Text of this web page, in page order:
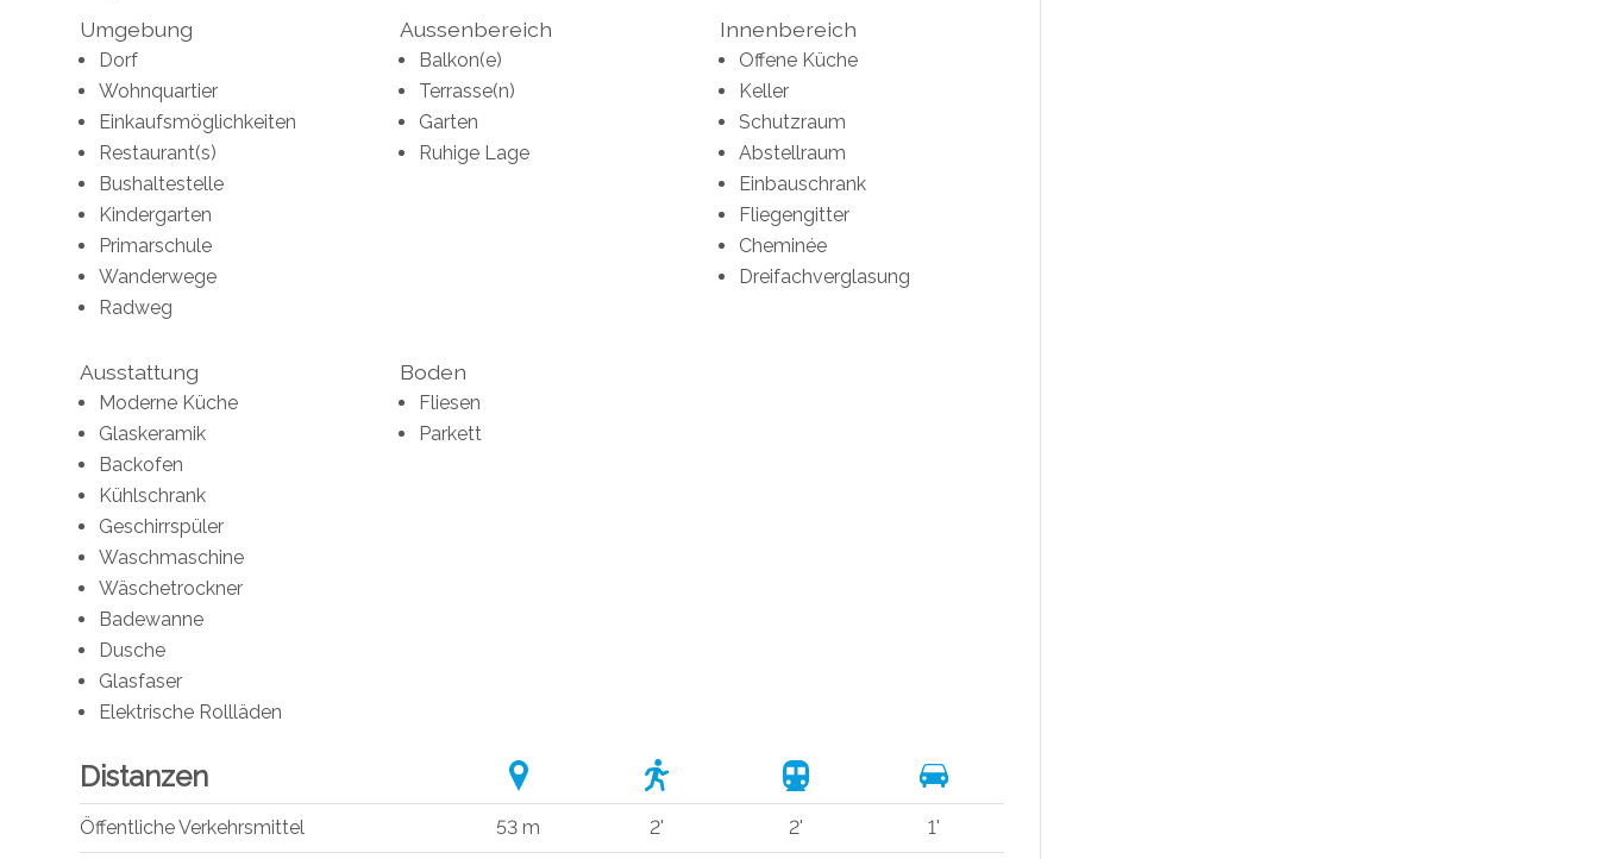
Umgebung
Dorf
Wohnquartier
Einkaufsmöglichkeiten
Restaurant(s)
Bushaltestelle
Kindergarten
Primarschule
Wanderwege
Radweg
Aussenbereich
Balkon(e)
Terrasse(n)
Garten
Ruhige Lage
Innenbereich
Offene Küche
Keller
Schutzraum
Abstellraum
Einbauschrank
Fliegengitter
Cheminée
Dreifachverglasung
Ausstattung
Moderne Küche
Glaskeramik
Backofen
Kühlschrank
Geschirrspüler
Waschmaschine
Wäschetrockner
Badewanne
Dusche
Glasfaser
Elektrische Rollläden
Boden
Fliesen
Parkett
Distanzen
Öffentliche Verkehrsmittel 53 m 2' 2' 1'